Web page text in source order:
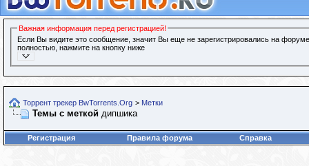
Важная информация перед регистрацией!
Если Вы видите это сообщение, значит Вы еще не зарегистрировались на
полностью, нажмите на кнопку ниже
Торрент трекер BwTorrents.Org > Метки
Темы с меткой дипшика
Регистрация Правила форума Справка